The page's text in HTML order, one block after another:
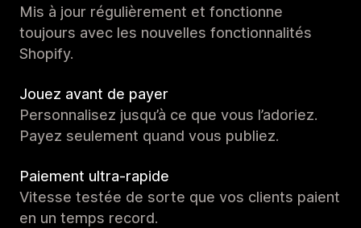
Mis à jour régulièrement et fonctionne
toujours avec les nouvelles fonctionnalités
Shopify.
Jouez avant de payer
Personnalisez jusqu’à ce que vous l’adoriez.
Payez seulement quand vous publiez.
Paiement ultra-rapide
Vitesse testée de sorte que vos clients paient
en un temps record.